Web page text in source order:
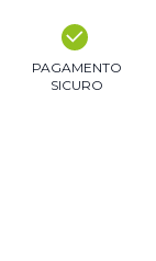
PAGAMENTO
SICURO